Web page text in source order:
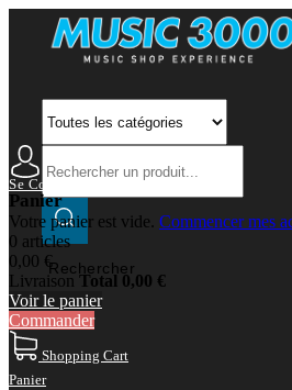
Rechercher
Se Connecter Mon Compte
Panier
Votre panier est vide. Commencer mes
0 articles
0,00 €
Livraison Total 0,00 €
Voir le panier
Commander
Shopping Cart
Panier